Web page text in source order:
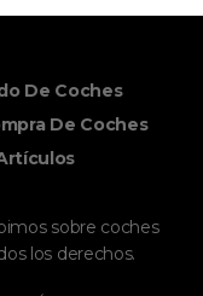
De Coches
De Coches
sobre coches
los derechos.